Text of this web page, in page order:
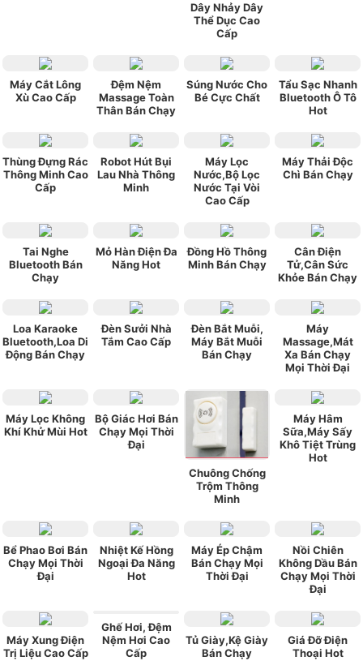
Dây Nhảy Dây
Thể Dục Cao
Cấp
Máy Cắt Lông
Xù Cao Cấp
Đệm Nệm
Massage Toàn
Thân Bán Chạy
Súng Nước Cho
Bé Cực Chất
Tẩu Sạc Nhanh
Bluetooth Ô Tô
Hot
Thùng Đựng Rác
Thông Minh Cao
Cấp
Robot Hút Bụi
Lau Nhà Thông
Minh
Máy Lọc
Nước,Bộ Lọc
Nước Tại Vòi
Cao Cấp
Máy Thải Độc
Chì Bán Chạy
Tai Nghe
Bluetooth Bán
Chạy
Mỏ Hàn Điện Đa
Năng Hot
Đồng Hồ Thông
Minh Bán Chạy
Cân Điện
Tử,Cân Sức
Khỏe Bán Chạy
Loa Karaoke
Bluetooth,Loa Di
Động Bán Chạy
Đèn Sưởi Nhà
Tắm Cao Cấp
Đèn Bắt Muỗi,
Máy Bắt Muỗi
Bán Chạy
Máy
Massage,Mát
Xa Bán Chạy
Mọi Thời Đại
Máy Lọc Không
Khí Khử Mùi Hot
Bộ Giác Hơi Bán
Chạy Mọi Thời
Đại
Chuông Chống
Trộm Thông
Minh
Máy Hâm
Sữa,Máy Sấy
Khô Tiệt Trùng
Hot
Bể Phao Bơi Bán
Chạy Mọi Thời
Đại
Nhiệt Kế Hồng
Ngoại Đa Năng
Hot
Máy Ép Chậm
Bán Chạy Mọi
Thời Đại
Nồi Chiên
Không Dầu Bán
Chạy Mọi Thời
Đại
Máy Xung Điện
Trị Liệu Cao Cấp
Ghế Hơi, Đệm
Nệm Hơi Cao
Cấp
Tủ Giày,Kệ Giày
Bán Chạy
Giá Đỡ Điện
Thoại Hot